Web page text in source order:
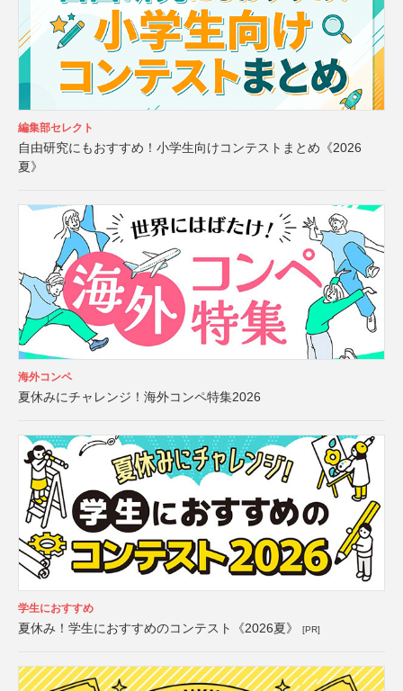
編集部セレクト
自由研究にもおすすめ！小学生向けコンテストまとめ《2026
夏》
海外コンペ
夏休みにチャレンジ！海外コンペ特集2026
学生におすすめ
夏休み！学生におすすめのコンテスト《2026夏》 [PR]